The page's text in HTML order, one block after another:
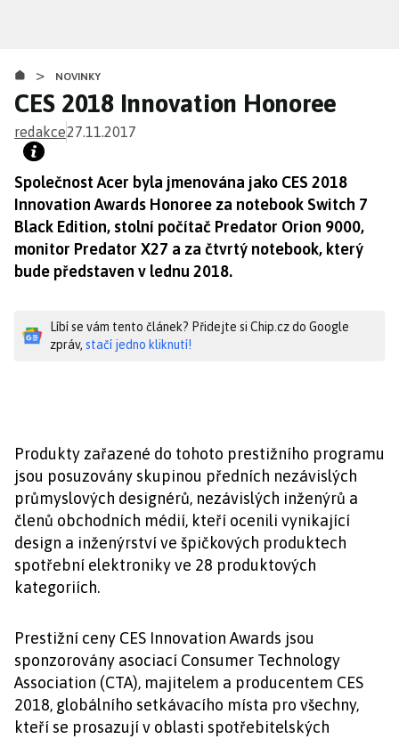
obsahu
> NOVINKY
CES 2018 Innovation Honoree
redakce27.11.2017
Společnost Acer byla jmenována jako CES 2018
Innovation Awards Honoree za notebook Switch 7
Black Edition, stolní počítač Predator Orion 9000,
monitor Predator X27 a za čtvrtý notebook, který
bude představen v lednu 2018.
Líbí se vám tento článek? Přidejte si Chip.cz do Google
zpráv, stačí jedno kliknutí!
Produkty zařazené do tohoto prestižního programu
jsou posuzovány skupinou předních nezávislých
průmyslových designérů, nezávislých inženýrů a
členů obchodních médií, kteří ocenili vynikající
design a inženýrství ve špičkových produktech
spotřební elektroniky ve 28 produktových
kategoriích.
Prestižní ceny CES Innovation Awards jsou
sponzorovány asociací Consumer Technology
Association (CTA), majitelem a producentem CES
2018, globálního setkávacího místa pro všechny,
kteří se prosazují v oblasti spotřebitelských